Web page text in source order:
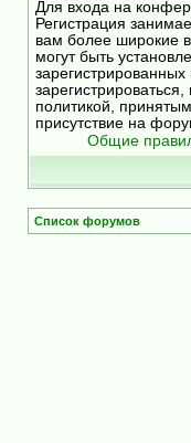
Для входа на
Регистрация
вам более широкие
могут быть
политикой,
присутствие на
Общие
Список форумов